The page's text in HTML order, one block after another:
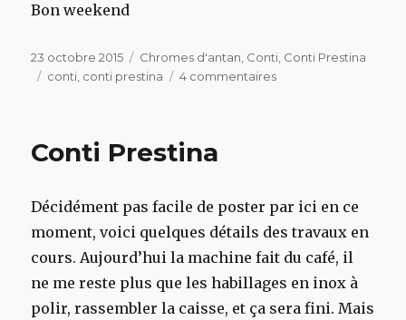
Bon weekend
Publié
le
23 octobre 2015 Catégories
Chromes d'antan Conti Conti Prestina
Étiquettes
conti conti prestina 4 commentairessur
Conti Prestina
Décidément pas facile de poster par ici en ce
moment, voici quelques détails des travaux en
cours. Aujourd’hui la machine fait du café, il
ne me reste plus que les habillages en inox à
polir, rassembler la caisse, et ça sera fini. Mais